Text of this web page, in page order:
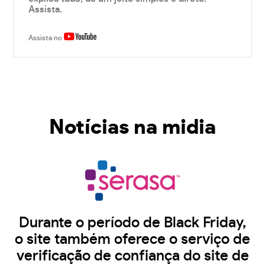
Assista.
Assista no
Notícias na midia
Durante o período de Black Friday,
o site também oferece o serviço de
verificação de confiança do site de